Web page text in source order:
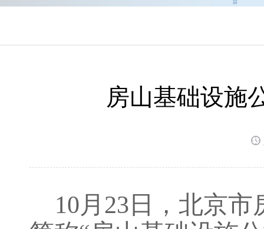
房山基础设施
10月23日，北京